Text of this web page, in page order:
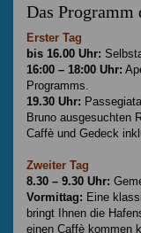
Das Programm
Erster Tag
bis 16.00 Uhr:
16:00 – 18:00 Uhr:
Programms.
19.30 Uhr:
Bruno ausgesuchten
Caffè und Gedeck
Zweiter Tag
8.30 – 9.30 Uhr:
Vormittag: Eine
bringt Ihnen die
einen Caffè kommen